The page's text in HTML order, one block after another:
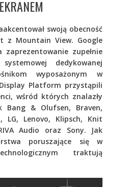
swoją obecność
z Mountain View. Google
zaprezentowanie zupełnie
dedykowanej
wyposażonym w
Platform przystąpili
wśród których znalazły
& Olufsen, Braven,
LG, Lenovo, Klipsch, Knit
Audio oraz Sony. Jak
poruszające się w
traktują